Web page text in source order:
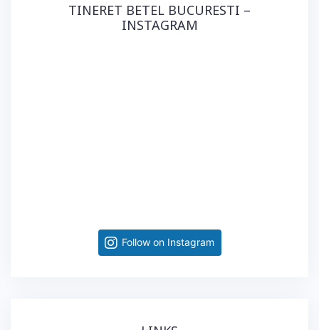
TINERET BETEL BUCURESTI –
INSTAGRAM
Follow on Instagram